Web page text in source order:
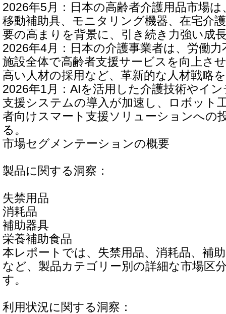
2026年5月：日本の高齢者介護用品市場
移動補助具、モニタリング機器、在宅介
要の高まりを背景に、引き続き力強い成
2026年4月：日本の介護事業者は、労働
施設全体で高齢者支援サービスを向上さ
高い人材の採用など、革新的な人材戦略
2026年1月：AIを活用した介護技術やイ
支援システムの導入が加速し、ロボット
者向けスマート支援ソリューションへの
る。
市場セグメンテーションの概要
製品に関する洞察：
失禁用品
消耗品
補助器具
栄養補助食品
本レポートでは、失禁用品、消耗品、補
など、製品カテゴリー別の詳細な市場区
す。
利用状況に関する洞察：